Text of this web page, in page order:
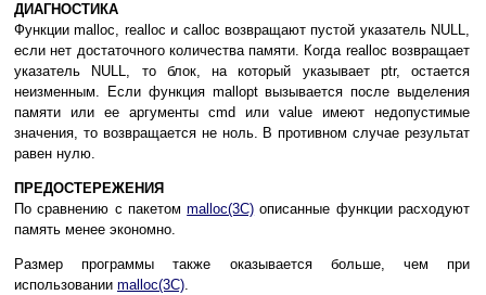
ДИАГНОСТИКА
Функции malloc, realloc и calloc возвращают пустой указатель NULL,
если нет достаточного количества памяти. Когда realloc возвращает
указатель NULL, то блок, на который указывает ptr, остается
неизменным. Если функция mallopt вызывается после выделения
памяти или ее аргументы cmd или value имеют недопустимые
значения, то возвращается не ноль. В противном случае результат
равен нулю.
ПРЕДОСТЕРЕЖЕНИЯ
По сравнению с пакетомmalloc(3C) описанные функции расходуют
память менее экономно.
Размер программы также оказывается больше, чем при
использовании malloc(3C).